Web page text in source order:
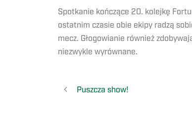
Spotkanie kończące 20. kolejkę
ostatnim czasie obie ekipy radzą
mecz. Głogowianie również
niezwykle wyrównane.
Puszcza show!